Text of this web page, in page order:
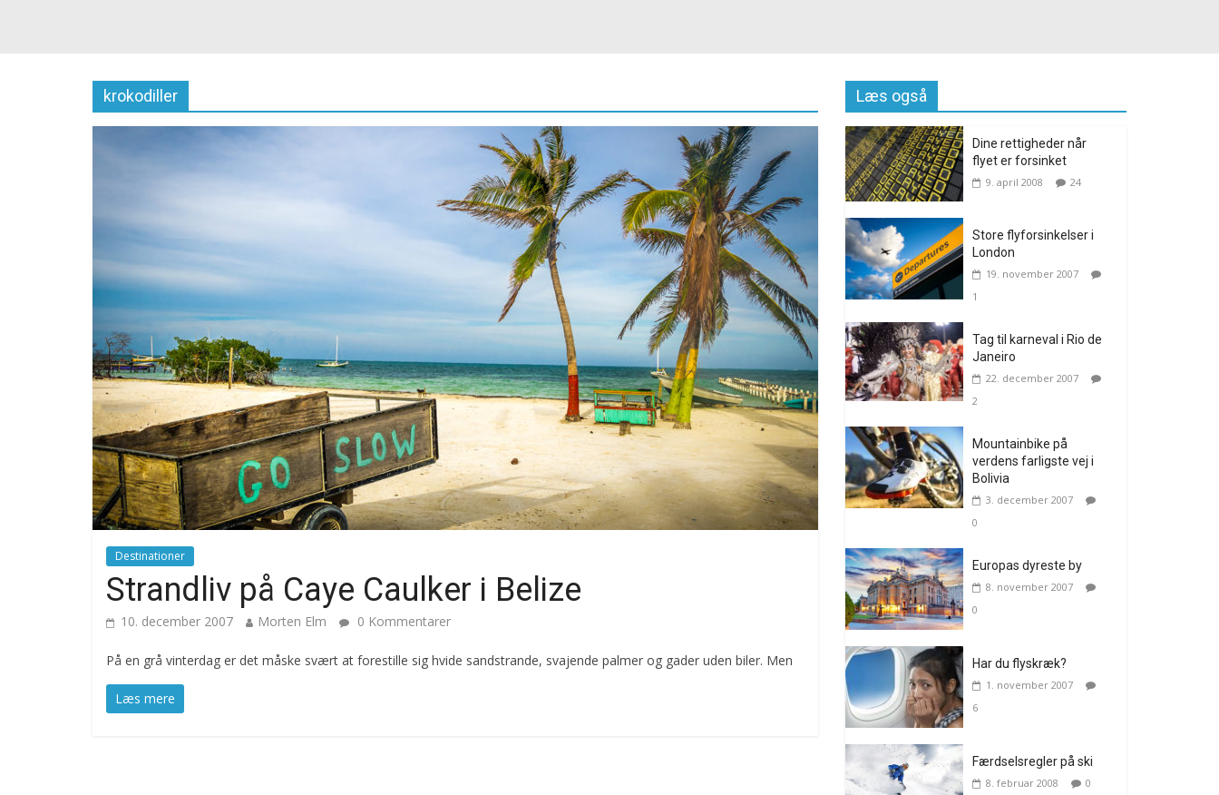
krokodiller
Destinationer
Strandliv på Caye Caulker i Belize
10. december 2007 Morten Elm 0 Kommentarer
På en grå vinterdag er det måske svært at forestille sig hvide sandstrande, svajende palmer og gader uden biler. Men
Læs mere
Læs også
Dine rettigheder når
flyet er forsinket
9. april 2008 24
Store flyforsinkelser i
London
19. november 2007
1
Tag til karneval i Rio de
Janeiro
22. december 2007
2
Mountainbike på
verdens farligste vej i
Bolivia
3. december 2007
0
Europas dyreste by
8. november 2007
0
Har du flyskræk?
1. november 2007
6
Færdselsregler på ski
8. februar 2008 0